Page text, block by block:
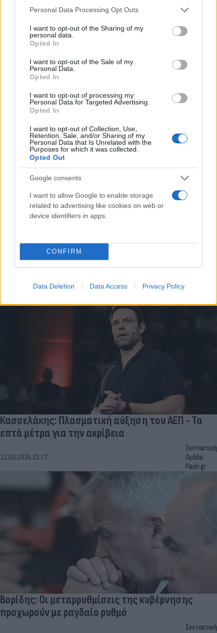
Please note that this website/app uses one or more Google
not limited to your visit or usage behaviour. You may click to
grant or deny consent to Google and its third-party tags to
use your data for below specified purposes in below Google
consent section.
Personal Data Processing Opt Outs
I want to opt-out of the Sharing of my
personal data.
Opted In
I want to opt-out of the Sale of my
Personal Data.
Opted In
I want to opt-out of processing my
Personal Data for Targeted Advertising.
Opted In
I want to opt-out of Collection, Use,
Retention, Sale, and/or Sharing of my
Personal Data that Is Unrelated with the
Purposes for which it was collected.
Opted Out
Google consents
I want to allow Google to enable storage
related to advertising like cookies on web or
device identifiers in apps.
CONFIRM
Data Deletion Data Access Privacy Policy
επίσκεψή του στο Βερολίνο.
20.01.2025 16:32
Συντακτική
Στουρνάρας: Τα συστημικά πολιτικά κόμματα
πρέπει να καλλιεργήσουν την κουλτούρα
συναίνεσης
Μιλώντας στο συνέδριο της Capital Link ο διοικητής της ΤτΕ
συναινέσεις που απαιτούνται για να ενισχυθεί περαιτέρω η
ανταγωνιστικότητα της οικονομίας.
Συντακτική
Κασσελάκης: Πλασματική αύξηση του ΑΕΠ - Τα
επτά μέτρα για την ακρίβεια
12.03.2024 21:17
Συντακτική
Ομάδα
Flash.gr
Βορίδης: Οι μεταρρυθμίσεις της κυβέρνησης
προχωρούν με ραγδαίο ρυθμό
Συντακτική